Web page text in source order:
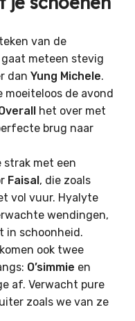
van de
meteen stevig
dan Yung Michele.
de avond
het over met
brug naar
strak met een
Faisal , die zoals
vol vuur. Hyalyte
wendingen,
in schoonheid.
ook twee
O’simmie en
af. Verwacht pure
zoals we van ze